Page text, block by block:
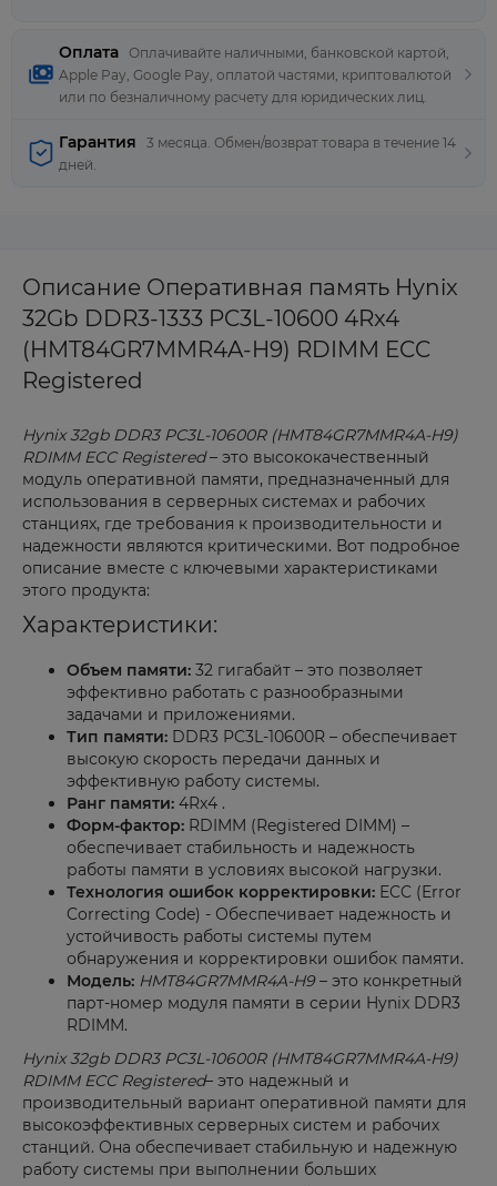
Оплата
Оплачивайте наличными, банковской картой,
Apple Pay, Google Pay, оплатой частями, криптовалютой
или по безналичному расчету для юридических лиц.
Гарантия
3 месяца. Обмен/возврат товара в течение 14
дней.
Описание Оперативная память Hynix
32Gb DDR3-1333 PC3L-10600 4Rx4
(HMT84GR7MMR4A-H9) RDIMM ECC
Registered
Hynix 32gb DDR3 PC3L-10600R (HMT84GR7MMR4A-H9)
RDIMM ECC Registered– это высококачественный
модуль оперативной памяти, предназначенный для
использования в серверных системах и рабочих
станциях, где требования к производительности и
надежности являются критическими. Вот подробное
описание вместе с ключевыми характеристиками
этого продукта:
Характеристики:
Объем памяти: 32 гигабайт – это позволяет
эффективно работать с разнообразными
задачами и приложениями.
Тип памяти: DDR3 PC3L-10600R – обеспечивает
высокую скорость передачи данных и
эффективную работу системы.
Ранг памяти: 4Rx4 .
Форм-фактор: RDIMM (Registered DIMM) –
обеспечивает стабильность и надежность
работы памяти в условиях высокой нагрузки.
Технология ошибок корректировки: ECC (Error
Correcting Code) - Обеспечивает надежность и
устойчивость работы системы путем
обнаружения и корректировки ошибок памяти.
Модель: HMT84GR7MMR4A-H9– это конкретный
парт-номер модуля памяти в серии Hynix DDR3
RDIMM.
Hynix 32gb DDR3 PC3L-10600R (HMT84GR7MMR4A-H9)
RDIMM ECC Registered– это надежный и
производительный вариант оперативной памяти для
высокоэффективных серверных систем и рабочих
станций. Она обеспечивает стабильную и надежную
работу системы при выполнении больших